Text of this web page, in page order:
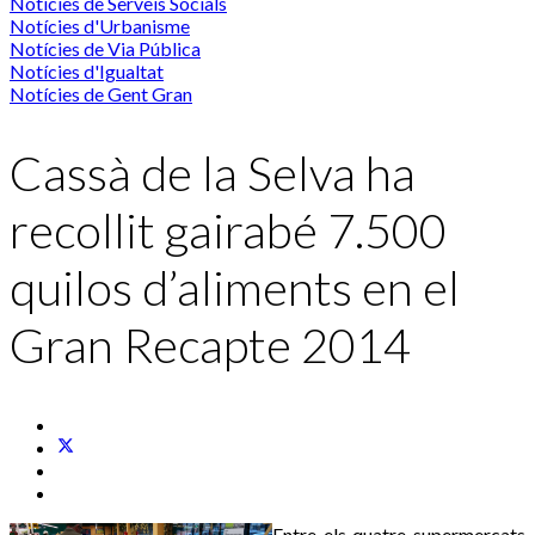
Notícies d'Urbanisme
Notícies de Via Pública
Notícies d'Igualtat
Notícies de Gent Gran
Cassà de la Selva ha
recollit gairabé 7.500
quilos d’aliments en el
Gran Recapte 2014